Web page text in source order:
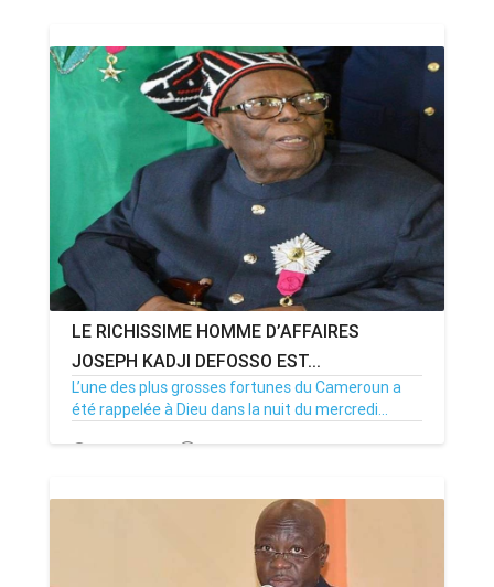
LE RICHISSIME HOMME D’AFFAIRES
JOSEPH KADJI DEFOSSO EST...
L’une des plus grosses fortunes du Cameroun a
été rappelée à Dieu dans la nuit du mercredi...
23/08/18 Par MenouActu 0